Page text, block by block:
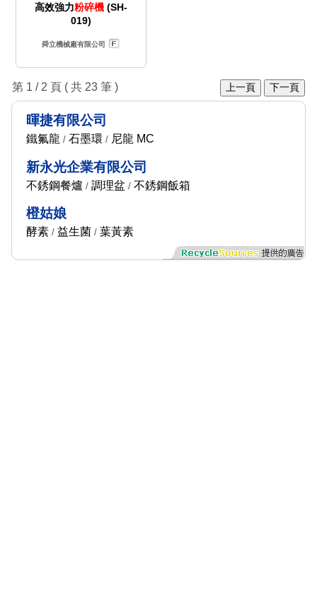
高效強力粉碎機(SH-
019)
舜立機械廠有限公司
第 1 / 2 頁 ( 共 23 筆 ) 上一頁 下一頁
暉捷有限公司
鐵氟龍/ 石墨環 / 尼龍 MC
新永光企業有限公司
不銹鋼餐爐 / 調理盆 / 不銹鋼飯箱
橙姑娘
酵素/ 益生菌 / 葉黃素